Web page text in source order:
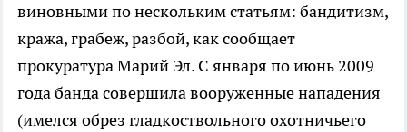
виновными по нескольким статьям: бандитизм,
кража, грабеж, разбой, как сообщает
прокуратура Марий Эл. С января по июнь 2009
года банда совершила вооруженные нападения
(имелся обрез гладкоствольного охотничьего